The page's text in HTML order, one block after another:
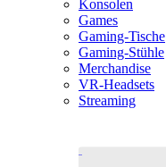
Konsolen
Games
Gaming-Tische
Gaming-Stühle
Merchandise
VR-Headsets
Streaming